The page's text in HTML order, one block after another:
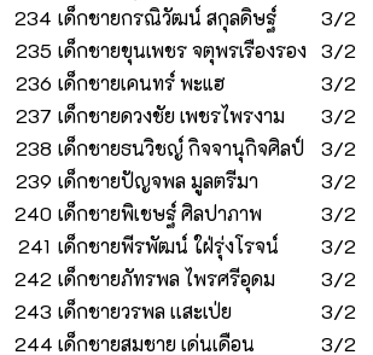
234 เด็กชายกรณิวัฒน์ สกุลดิษฐ์ 3/2
235 เด็กชายขุนเพชร จตุพรเรืองรอง 3/2
236 เด็กชายเคนทร์ พะแฮ 3/2
237 เด็กชายดวงชัย เพชรไพรงาม 3/2
238 เด็กชายธนวิชญ์ กิจจานุกิจศิลป์ 3/2
239 เด็กชายปัญจพล มูลตรีมา 3/2
240 เด็กชายพิเชษฐ์ ศิลปาภาพ 3/2
241 เด็กชายพีรพัฒน์ ใฝ่รุ่งโรจน์ 3/2
242 เด็กชายภัทรพล ไพรศรีอุดม 3/2
243 เด็กชายวรพล เเสะเป่ย 3/2
244 เด็กชายสมชาย เด่นเดือน 3/2